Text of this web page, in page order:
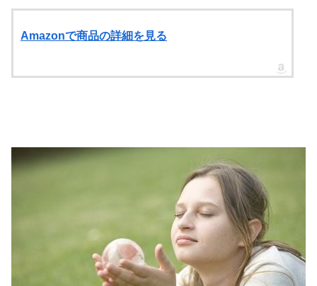
Amazonで商品の詳細を見る